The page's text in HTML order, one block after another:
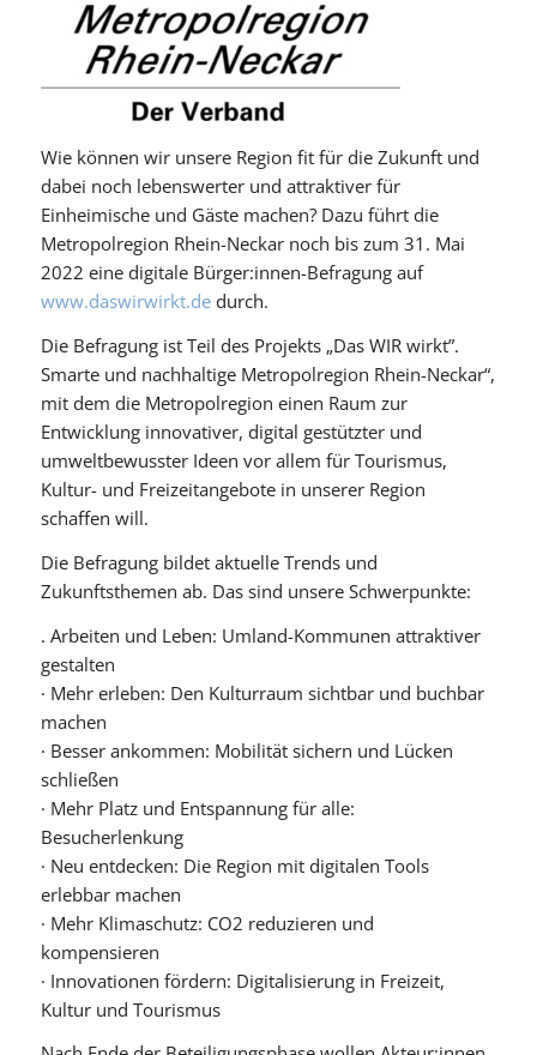
Wie können wir unsere Region fit für die Zukunft und
dabei noch lebenswerter und attraktiver für
Einheimische und Gäste machen? Dazu führt die
Metropolregion Rhein-Neckar noch bis zum 31. Mai
2022 eine digitale Bürger:innen-Befragung auf
www.daswirwirkt.dedurch.
Die Befragung ist Teil des Projekts „Das WIR wirkt”.
Smarte und nachhaltige Metropolregion Rhein-Neckar“,
mit dem die Metropolregion einen Raum zur
Entwicklung innovativer, digital gestützter und
umweltbewusster Ideen vor allem für Tourismus,
Kultur- und Freizeitangebote in unserer Region
schaffen will.
Die Befragung bildet aktuelle Trends und
Zukunftsthemen ab. Das sind unsere Schwerpunkte:
. Arbeiten und Leben: Umland-Kommunen attraktiver
gestalten
· Mehr erleben: Den Kulturraum sichtbar und buchbar
machen
· Besser ankommen: Mobilität sichern und Lücken
schließen
· Mehr Platz und Entspannung für alle:
Besucherlenkung
· Neu entdecken: Die Region mit digitalen Tools
erlebbar machen
· Mehr Klimaschutz: CO2 reduzieren und
kompensieren
· Innovationen fördern: Digitalisierung in Freizeit,
Kultur und Tourismus